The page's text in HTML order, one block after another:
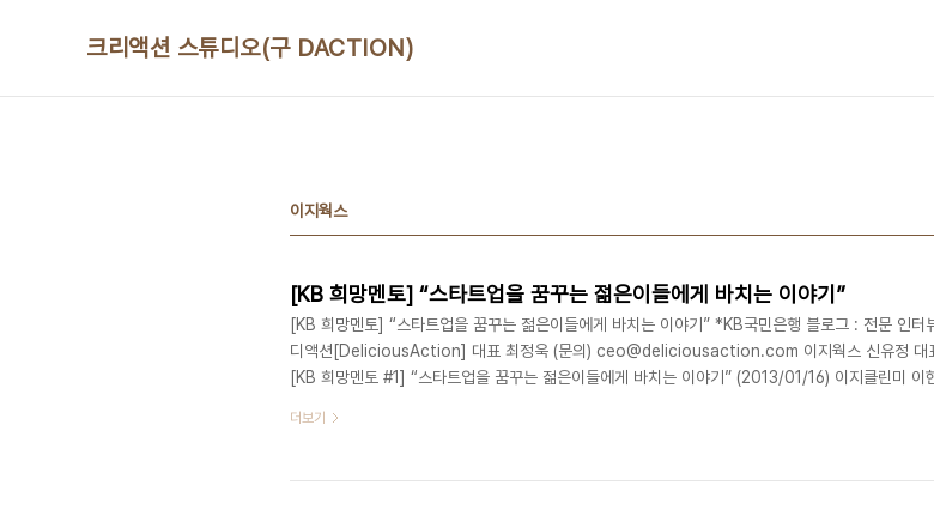
크리액션 스튜디오(구 DACTION)
이지웍스
[KB 희망멘토] “스타트업을 꿈꾸는 젊은이들에게 바치는 이야기”
[KB 희망멘토] “스타트업을 꿈꾸는 젊은이들에게 바치는 이야기” *KB국민은행 블로그 : 전문 인터
디액션[DeliciousAction] 대표 최정욱 (문의) ceo@deliciousaction.com 이지웍스 신유정 대
[KB 희망멘토 #1] “스타트업을 꿈꾸는 젊은이들에게 바치는 이야기” (2013/01/16) 이지클린미 이
토 #3] 교육을 축제로 만드는 그녀 (2014/01/22)알리바바투어 박지연 대표 - [KB 희망멘토 #4] 모
중요하다고..
더보기